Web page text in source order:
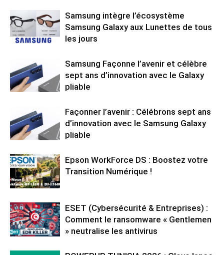
Samsung intègre l’écosystème
Samsung Galaxy aux Lunettes de tous
les jours
Samsung Façonne l’avenir et célèbre
sept ans d’innovation avec le Galaxy
pliable
Façonner l’avenir : Célébrons sept ans
d’innovation avec le Samsung Galaxy
pliable
Epson WorkForce DS : Boostez votre
Transition Numérique !
ESET (Cybersécurité & Entreprises) :
Comment le ransomware « Gentlemen
» neutralise les antivirus